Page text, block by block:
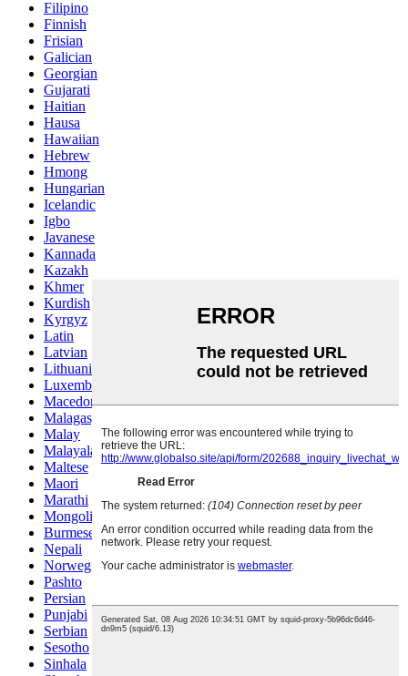
Filipino
Finnish
Frisian
Galician
Georgian
Gujarati
Haitian
Hausa
Hawaiian
Hebrew
Hmong
Hungarian
Icelandic
Igbo
Javanese
Kannada
Kazakh
Khmer
Kurdish
Kyrgyz
Latin
Latvian
Lithuanian
Luxembou..
Macedonian
Malagasy
Malay
Malayalam
Maltese
Maori
Marathi
Mongolian
Burmese
Nepali
Norwegian
Pashto
Persian
Punjabi
Serbian
Sesotho
Sinhala